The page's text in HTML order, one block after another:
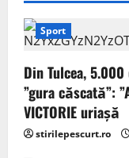
Sport
Din Tulcea,
”gura căscată”:
VICTORIE uriașă
stirilepescurt.ro